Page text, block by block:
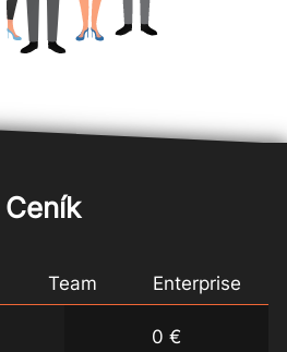
Ceník
Team Enterprise
0 €